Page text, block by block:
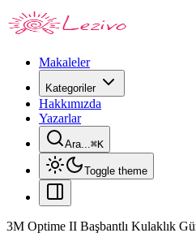
Makaleler
Kategoriler
Hakkımızda
Yazarlar
Ara...⌘K
Toggle theme
3M Optime II Başbantlı Kulaklık